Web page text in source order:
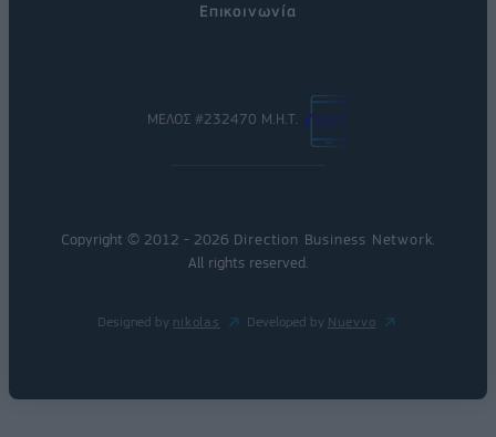
Επικοινωνία
ΜΕΛΟΣ #232470 Μ.Η.Τ.
Copyright © 2012 - 2026 Direction Business Network
All rights reserved.
Designed by nikolas Developed by Nuevvo